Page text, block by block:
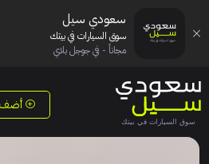
أضف
سعودي سيل
سوق السيارات في بيتك
مجاناً - في جوجل بلاي